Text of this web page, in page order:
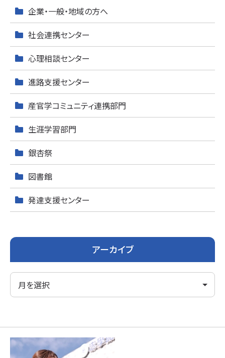
企業・一般・地域の方へ
社会連携センター
心理相談センター
進路支援センター
産官学コミュニティ連携部門
生涯学習部門
銀杏祭
図書館
発達支援センター
アーカイブ